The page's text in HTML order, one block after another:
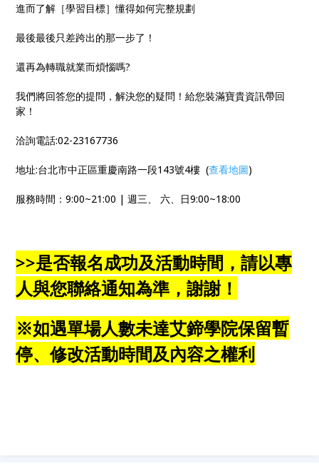
進而了解［學習目標］懂得如何完整規劃
最後最後只差跨出的那一步了！
還再為轉職就業而煩惱嗎?
我們將回答您的提問，解決您的疑問！給您裝滿寶貴資訊帶回
家！
洽詢電話:02-23167736
地址:台北市中正區重慶南路一段143號4樓 (查看地圖)
服務時間：9:00~21:00 | 週三、 六、日9:00~18:00
>>是否報名成功及活動時間，請以專
人與您聯絡通知為準，謝謝！
※如遇單場人數未達艾鍗學院保留暫
停、修改活動時間及內容之權利